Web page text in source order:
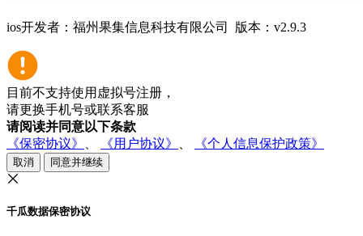
ios开发者：福州果集信息科技有限公司 版本：v2.9.3
目前不支持使用虚拟号注册，
请更换手机号或联系客服
请阅读并同意以下条款
《保密协议》
《用户协议》 《个人信息保护政策》
取消 同意并继续
千瓜数据保密协议